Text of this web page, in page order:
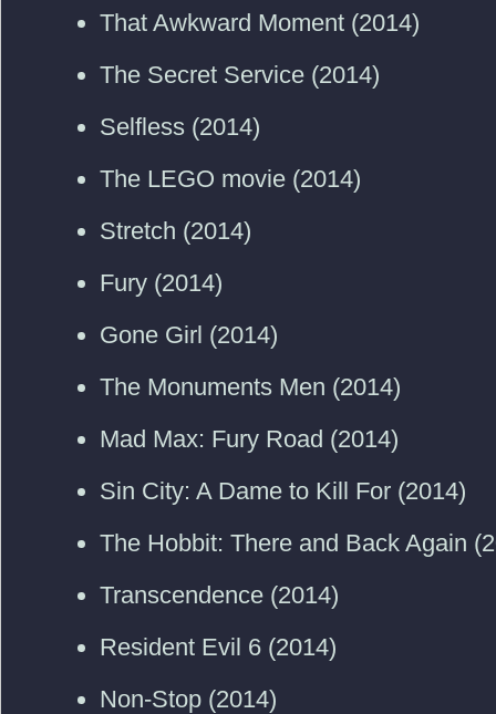
That Awkward Moment (2014)
The Secret Service (2014)
Selfless (2014)
The LEGO movie (2014)
Stretch (2014)
Fury (2014)
Gone Girl (2014)
The Monuments Men (2014)
Mad Max: Fury Road (2014)
Sin City: A Dame to Kill For (2014)
The Hobbit: There and Back Again
Transcendence (2014)
Resident Evil 6 (2014)
Non-Stop (2014)